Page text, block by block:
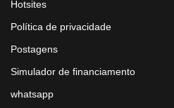
Hotsites
Política de privacidade
Postagens
Simulador de financiamento
whatsapp